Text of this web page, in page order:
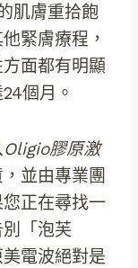
肌膚重拾飽
緊膚療程，
面都有明顯
個月。
Oligio膠原激
並由專業團
正在尋找一
「泡芙
電波絕對是